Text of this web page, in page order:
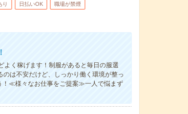
り 日払いOK 職場が禁煙
く稼げます！制服があると毎日の服選
は不安だけど、しっかり働く環境が整っ
！≪様々なお仕事をご提案≫一人で悩まず